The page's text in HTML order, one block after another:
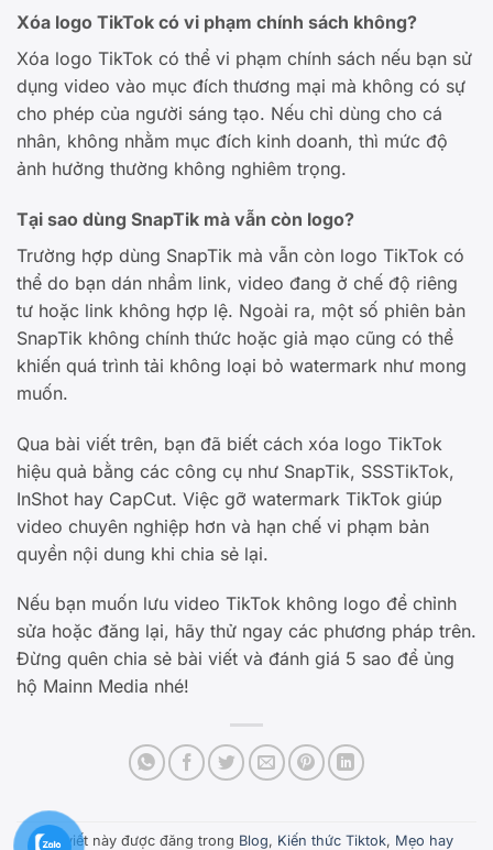
Xóa logo TikTok có vi phạm chính sách không?
Xóa logo TikTok có thể vi phạm chính sách nếu bạn sử
dụng video vào mục đích thương mại mà không có sự
cho phép của người sáng tạo. Nếu chỉ dùng cho cá
nhân, không nhằm mục đích kinh doanh, thì mức độ
ảnh hưởng thường không nghiêm trọng.
Tại sao dùng SnapTik mà vẫn còn logo?
Trường hợp dùng SnapTik mà vẫn còn logo TikTok có
thể do bạn dán nhầm link, video đang ở chế độ riêng
tư hoặc link không hợp lệ. Ngoài ra, một số phiên bản
SnapTik không chính thức hoặc giả mạo cũng có thể
khiến quá trình tải không loại bỏ watermark như mong
muốn.
Qua bài viết trên, bạn đã biết cách xóa logo TikTok
hiệu quả bằng các công cụ như SnapTik, SSSTikTok,
InShot hay CapCut. Việc gỡ watermark TikTok giúp
video chuyên nghiệp hơn và hạn chế vi phạm bản
quyền nội dung khi chia sẻ lại.
Nếu bạn muốn lưu video TikTok không logo để chỉnh
sửa hoặc đăng lại, hãy thử ngay các phương pháp trên.
Đừng quên chia sẻ bài viết và đánh giá 5 sao để ủng
hộ Mainn Media nhé!
Bài viết này được đăng trong Blog, Kiến thức Tiktok, Mẹo hay